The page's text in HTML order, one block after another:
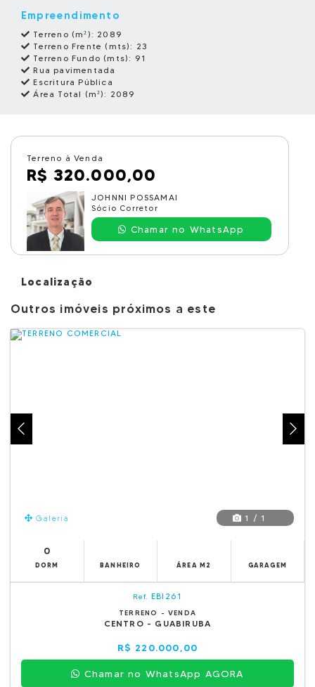
Empreendimento
Terreno (m²): 2089
Terreno Frente (mts): 23
Terreno Fundo (mts): 91
Rua pavimentada
Escritura Pública
Área Total (m²): 2089
Terreno à Venda
R$ 320.000,00
JOHNNI POSSAMAI
Sócio Corretor
Chamar no WhatsApp
Localização
Outros imóveis próximos a este
Galeria 1 / 1
0
DORM BANHEIRO ÁREA M2 GARAGEM
Ref. EBI261
TERRENO - VENDA
CENTRO - GUABIRUBA
R$ 220.000,00
Chamar no WhatsApp AGORA